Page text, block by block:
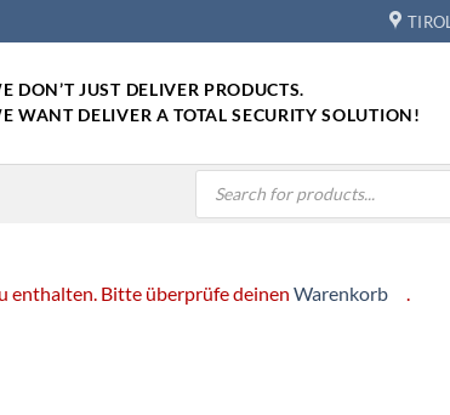
TIROL
DON’T JUST DELIVER PRODUCTS.
WANT DELIVER A TOTAL SECURITY SOLUTION!
Products
search
enthalten. Bitte überprüfe deinen Warenkorb .